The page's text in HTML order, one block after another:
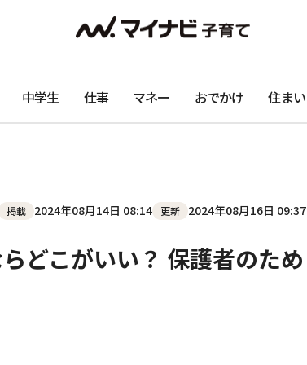
中学生 仕事 マネー おでかけ 住まい
掲載 2024年08月14日 08:14 更新 2024年08月16日 09:37
どこがいい？ 保護者のため